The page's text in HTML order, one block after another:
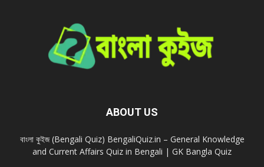
ABOUT US
বাংলা কুইজ (Bengali Quiz) BengaliQuiz.in – General Knowledge
and Current Affairs Quiz in Bengali | GK Bangla Quiz